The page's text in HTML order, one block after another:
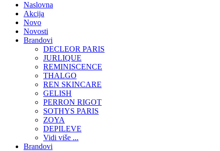
Naslovna
Akcija
Novo
Novosti
Brandovi
DECLEOR PARIS
JURLIQUE
REMINISCENCE
THALGO
REN SKINCARE
GELISH
PERRON RIGOT
SOTHYS PARIS
ZOYA
DEPILEVE
Vidi više ...
Brandovi